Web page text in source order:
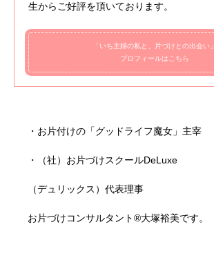
生からご好評を頂いております。
「いち主婦の私と、片づけとの出会い」
プロフィールはこちら
・お片付けの「グッドライフ魔女」主宰
・（社）お片づけスクールDeLuxe
（デュリックス）代表理事
お片づけコンサルタント®大塚裕美です。